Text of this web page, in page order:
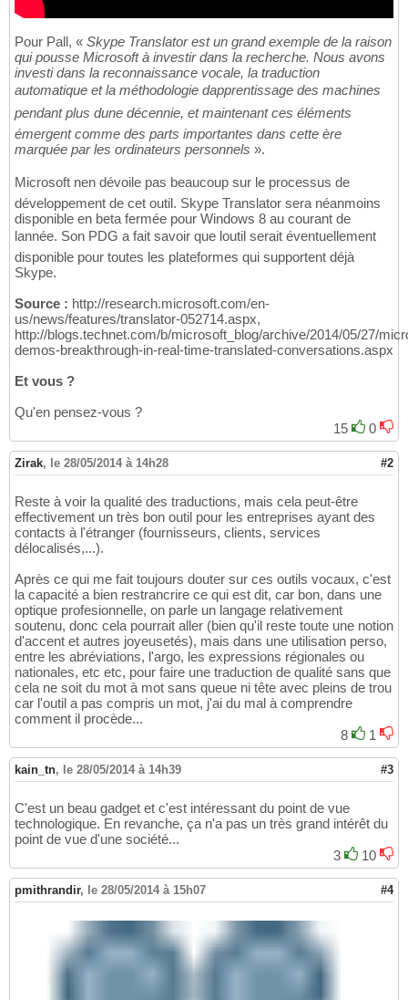
Pour Pall, « Skype Translator est un grand exemple de la raison
qui pousse Microsoft à investir dans la recherche. Nous avons
investi dans la reconnaissance vocale, la traduction
automatique et la méthodologie dapprentissage des machines
pendant plus dune décennie, et maintenant ces éléments
émergent comme des parts importantes dans cette ère
marquée par les ordinateurs personnels ».
Microsoft nen dévoile pas beaucoup sur le processus de
développement de cet outil. Skype Translator sera néanmoins
disponible en beta fermée pour Windows 8 au courant de
lannée. Son PDG a fait savoir que loutil serait éventuellement
disponible pour toutes les plateformes qui supportent déjà
Skype.
Source : http://research.microsoft.com/en-
us/news/features/translator-052714.aspx,
http://blogs.technet.com/b/microsoft_blog/archive/2014/05/27/
demos-breakthrough-in-real-time-translated-conversations.aspx
Et vous ?
Qu'en pensez-vous ?
15
0
Zirak, le 28/05/2014 à 14h28 #2
Reste à voir la qualité des traductions, mais cela peut-être
effectivement un très bon outil pour les entreprises ayant des
contacts à l'étranger (fournisseurs, clients, services
délocalisés,...).
Après ce qui me fait toujours douter sur ces outils vocaux, c'est
la capacité a bien restrancrire ce qui est dit, car bon, dans une
optique profesionnelle, on parle un langage relativement
soutenu, donc cela pourrait aller (bien qu'il reste toute une notion
d'accent et autres joyeusetés), mais dans une utilisation perso,
entre les abréviations, l'argo, les expressions régionales ou
nationales, etc etc, pour faire une traduction de qualité sans que
cela ne soit du mot à mot sans queue ni tête avec pleins de trou
car l'outil a pas compris un mot, j'ai du mal à comprendre
comment il procède...
8
1
kain_tn, le 28/05/2014 à 14h39 #3
C'est un beau gadget et c'est intéressant du point de vue
technologique. En revanche, ça n'a pas un très grand intérêt du
point de vue d'une société...
3
10
pmithrandir, le 28/05/2014 à 15h07 #4